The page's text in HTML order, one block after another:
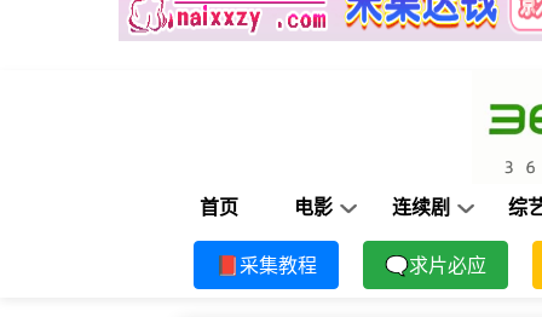
首页 电影 连续剧 综
📕采集教程 🗨求片必应